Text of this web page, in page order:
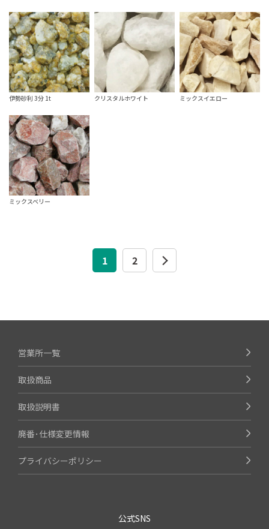
伊勢砂利 3分 1t クリスタルホワイト ミックスイエロー
ミックスベリー
1 2
営業所一覧
取扱商品
取扱説明書
廃番･仕様変更情報
プライバシーポリシー
公式SNS